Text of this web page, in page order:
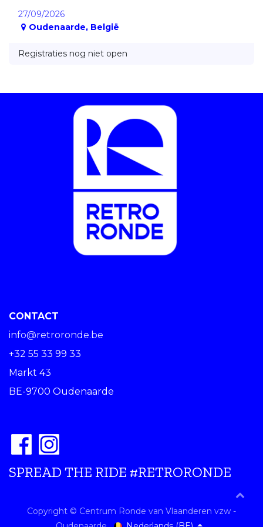
27/09/2026
Oudenaarde, België
Registraties nog niet open
CONTACT
info@retroronde.be
+32 55 33 99 33
Markt 43
BE-9700 Oudenaarde
SPREAD THE RIDE #RETRORONDE
Copyright © Centrum Ronde van Vlaanderen vzw -